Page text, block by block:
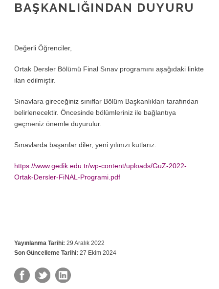
BAŞKANLIĞINDAN DUYURU
Değerli Öğrenciler,
Ortak Dersler Bölümü Final Sınav programını aşağıdaki linkte
ilan edilmiştir.
Sınavlara gireceğiniz sınıflar Bölüm Başkanlıkları tarafından
belirlenecektir. Öncesinde bölümleriniz ile bağlantıya
geçmeniz önemle duyurulur.
Sınavlarda başarılar diler, yeni yılınızı kutlarız.
https://www.gedik.edu.tr/wp-content/uploads/GuZ-2022-
Ortak-Dersler-FiNAL-Programi.pdf
Yayınlanma Tarihi: 29 Aralık 2022
Son Güncelleme Tarihi: 27 Ekim 2024